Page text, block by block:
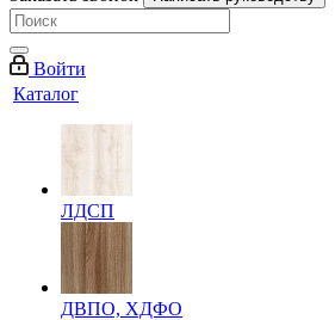
Войти
Каталог
ЛДСП
ДВПО, ХДФО